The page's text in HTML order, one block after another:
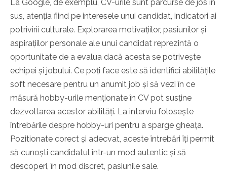
La Google, de exemplu, CV-urile sunt parcurse de jos în
sus, atenția fiind pe interesele unui candidat, indicatori ai
potrivirii culturale. Explorarea motivațiilor, pasiunilor și
aspirațiilor personale ale unui candidat reprezintă o
oportunitate de a evalua dacă acesta se potrivește
echipei și jobului. Ce poți face este să identifici abilitățile
soft necesare pentru un anumit job și să vezi în ce
măsură hobby-urile menționate în CV pot susține
dezvoltarea acestor abilități. La interviu folosește
întrebările despre hobby-uri pentru a sparge gheața.
Pozitionate corect și adecvat, aceste întrebări îți permit
să cunoști candidatul într-un mod autentic și să
descoperi, în mod discret, pasiunile sale.